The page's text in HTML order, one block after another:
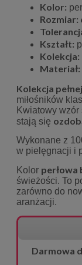
Kolor:
Rozmiar:
Kształt:
Kolekcja:
Materiał:
Kolekcja
miłośników
Kwiatowy
stają się
Wykonane z
w pielęgnacji i
Kolor perłowa
świeżości. To
zarówno do
aranżacji.
Darmowa